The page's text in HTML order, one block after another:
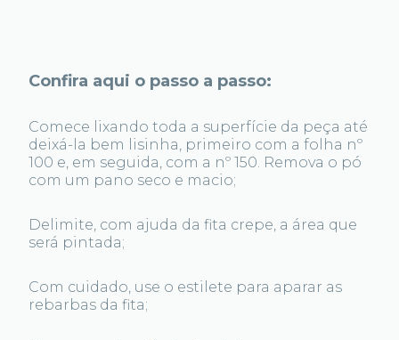
Confira aqui o passo a passo:
Comece lixando toda a superfície da peça até
deixá-la bem lisinha, primeiro com a folha nº
100 e, em seguida, com a nº 150. Remova o pó
com um pano seco e macio;
Delimite, com ajuda da fita crepe, a área que
será pintada;
Com cuidado, use o estilete para aparar as
rebarbas da fita;